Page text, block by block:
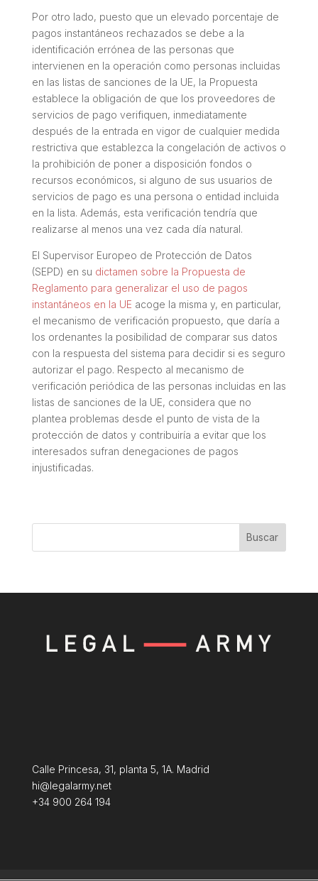
Por otro lado, puesto que un elevado porcentaje de
pagos instantáneos rechazados se debe a la
identificación errónea de las personas que
intervienen en la operación como personas incluidas
en las listas de sanciones de la UE, la Propuesta
establece la obligación de que los proveedores de
servicios de pago verifiquen, inmediatamente
después de la entrada en vigor de cualquier medida
restrictiva que establezca la congelación de activos o
la prohibición de poner a disposición fondos o
recursos económicos, si alguno de sus usuarios de
servicios de pago es una persona o entidad incluida
en la lista. Además, esta verificación tendría que
realizarse al menos una vez cada día natural.
El Supervisor Europeo de Protección de Datos
(SEPD) en su dictamen sobre la Propuesta de
Reglamento para generalizar el uso de pagos
instantáneos en la UE acoge la misma y, en particular,
el mecanismo de verificación propuesto, que daría a
los ordenantes la posibilidad de comparar sus datos
con la respuesta del sistema para decidir si es seguro
autorizar el pago. Respecto al mecanismo de
verificación periódica de las personas incluidas en las
listas de sanciones de la UE, considera que no
plantea problemas desde el punto de vista de la
protección de datos y contribuiría a evitar que los
interesados sufran denegaciones de pagos
injustificadas.
Buscar
Calle Princesa, 31, planta 5, 1A. Madrid
hi@legalarmy.net
+34 900 264 194